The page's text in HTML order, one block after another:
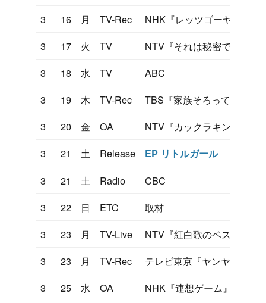
3
16 月 TV-Rec
NHK『レッツゴーヤング』
3
17 火 TV
NTV『それは秘密です』
3
18 水 TV
ABC
3
19 木 TV-Rec
TBS『家族そろって歌合戦
3
20 金 OA
NTV『カックラキン大放送
3
21 土 Release EP リトルガール
3 21 土 Radio
CBC
3
22 日 ETC
取材
3
23 月 TV-Live
NTV『紅白歌のベストテン
3
23 月 TV-Rec
テレビ東京『ヤンヤン歌う
3
25 水 OA NHK『連想ゲーム』